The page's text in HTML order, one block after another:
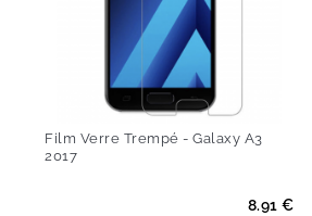
Film Verre Trempé - Galaxy A3
2017
8.91 €